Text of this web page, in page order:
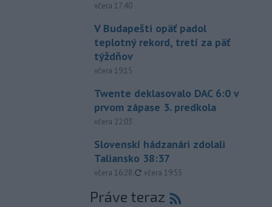
včera 17:40
V Budapešti opäť padol
teplotný rekord, tretí za päť
týždňov
včera 19:15
Twente deklasovalo DAC 6:0 v
prvom zápase 3. predkola
včera 22:03
Slovenskí hádzanári zdolali
Taliansko 38:37
včera 16:28, aktualizované
včera 19:55
Práve teraz